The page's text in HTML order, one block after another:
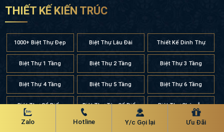
THIẾT KẾ KIẾN TRÚC
1000+ Biệt Thự Đẹp Biệt Thự Lâu Đài Thiết Kế Dinh Thự
Biệt Thự 1 Tầng Biệt Thự 2 Tầng Biệt Thự 3 Tầng
Biệt Thự 4 Tầng Biệt Thự 5 Tầng Biệt Thự 6 Tầng
Biệt Thự Cổ Điển Biệt Thự Tân Cổ Điển Biệt Thự Châu Âu
Biệt Thự Địa Trung Hải Biệt Thự Nhà Vườn
Zalo Hotline Y/c Gọi lại Ưu Đãi